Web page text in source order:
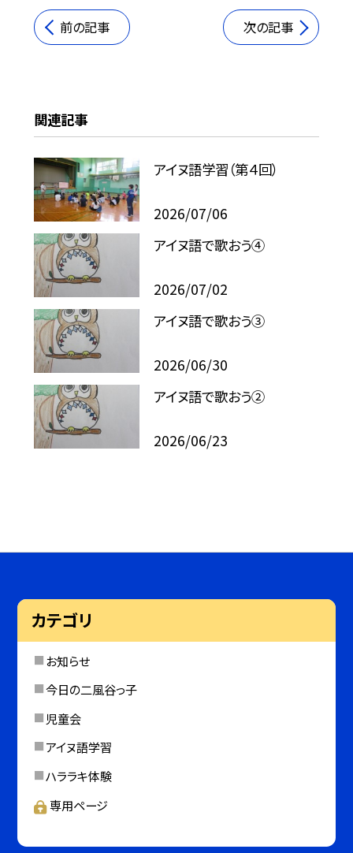
前の記事 次の記事
関連記事
アイヌ語学習（第４回）
2026/07/06
アイヌ語で歌おう④
2026/07/02
アイヌ語で歌おう③
2026/06/30
アイヌ語で歌おう②
2026/06/23
カテゴリ
お知らせ
今日の二風谷っ子
児童会
アイヌ語学習
ハララキ体験
専用ページ